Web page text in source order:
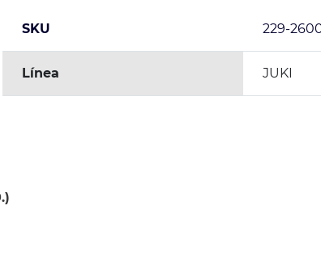
SKU 229-
Línea JUKI